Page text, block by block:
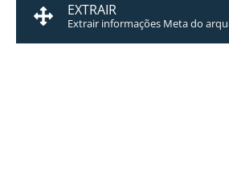
EXTRAIR
Extrair informações Meta do